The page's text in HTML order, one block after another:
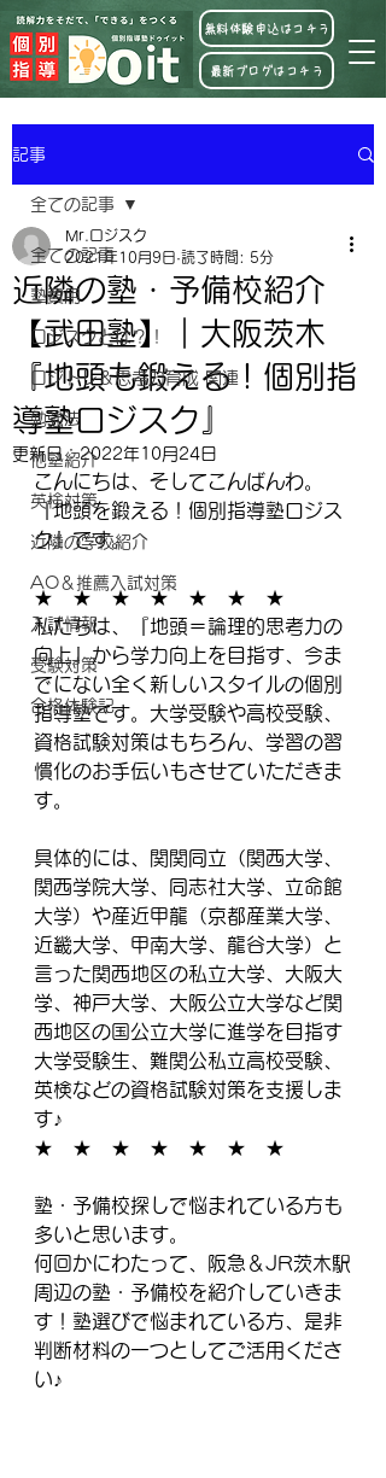
無料体験申込はコチラ
最新ブログはコチラ
記事
全ての記事
塾費用
ロジスクとは？！
ロジトレ＆思考力育成 関連
勉強法
他塾紹介
英検対策
近隣の学校紹介
AO＆推薦入試対策
入試情報
受験対策
合格体験記
全ての記事
近隣の塾・予備校紹介
【武田塾】｜大阪茨木
『地頭も鍛える！個別指
導塾ロジスク』
Mr.ロジスク
2021年10月9日 読了時間: 5分
更新日：2022年10月24日
こんにちは、そしてこんばんわ。
『地頭を鍛える！個別指導塾ロジス
ク』です。
★　★　★　★　★　★　★
私たちは、『地頭＝論理的思考力の
向上』から学力向上を目指す、今ま
でにない全く新しいスタイルの個別
指導塾です。大学受験や高校受験、
資格試験対策はもちろん、学習の習
慣化のお手伝いもさせていただきま
す。
具体的には、関関同立（関西大学、
関西学院大学、同志社大学、立命館
大学）や産近甲龍（京都産業大学、
近畿大学、甲南大学、龍谷大学）と
言った関西地区の私立大学、大阪大
学、神戸大学、大阪公立大学など関
西地区の国公立大学に進学を目指す
大学受験生、難関公私立高校受験、
英検などの資格試験対策を支援しま
す♪
★　★　★　★　★　★　★
塾・予備校探しで悩まれている方も
多いと思います。
何回かにわたって、阪急＆JR茨木駅
周辺の塾・予備校を紹介していきま
す！塾選びで悩まれている方、是非
判断材料の一つとしてご活用くださ
い♪